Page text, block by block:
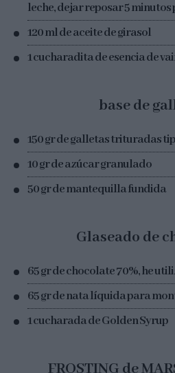
leche, dejar reposar 5 minutos
120 ml de aceite de girasol
1 cucharadita de esencia de
base de
150 gr de galletas trituradas
10 gr de azúcar granulado
50 gr de mantequilla fundida
Glaseado de
65 gr de chocolate 70%, he
65 gr de nata líquida para
1 cucharada de Golden Syrup
FROSTING de